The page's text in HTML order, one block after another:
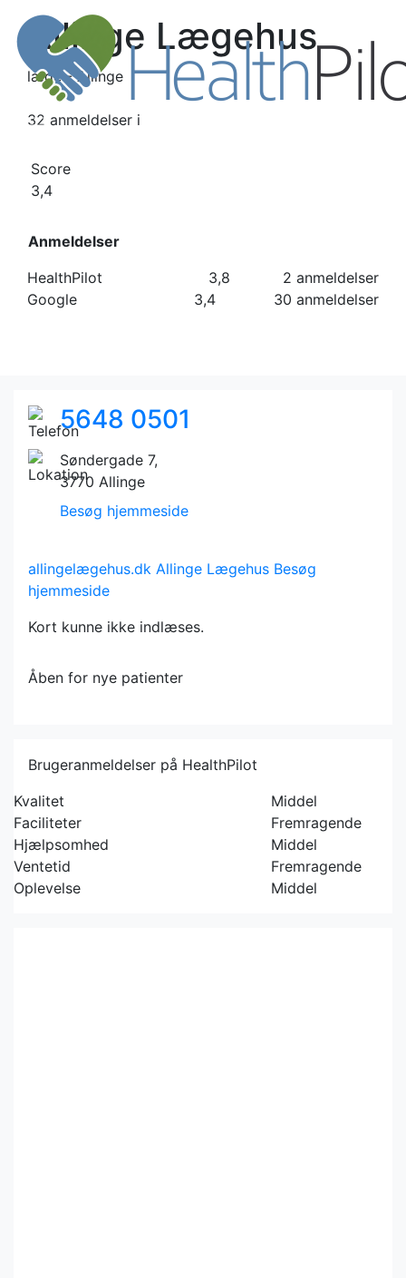
Allinge Lægehus
læge - Allinge
32 anmeldelser i
Score
3,4
Anmeldelser
HealthPilot
3,8
2 anmeldelser
Google
3,4 30 anmeldelser
5648 0501
Søndergade 7,
3770 Allinge
Besøg hjemmeside
allingelægehus.dk Allinge Lægehus Besøg
hjemmeside
Kort kunne ikke indlæses.
Åben for nye patienter
Brugeranmeldelser på HealthPilot
Kvalitet
Middel
Faciliteter
Fremragende
Hjælpsomhed
Middel
Ventetid
Fremragende
Oplevelse
Middel